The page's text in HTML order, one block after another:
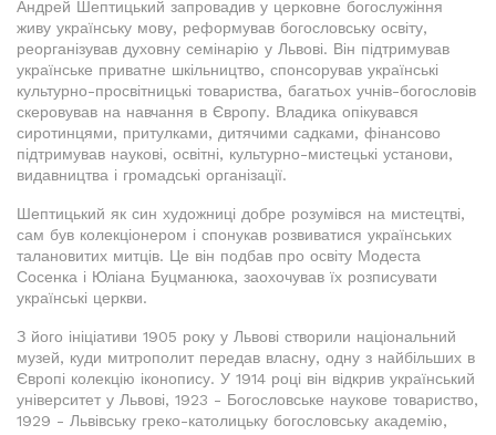
Андрей Шептицький запровадив у церковне богослужіння
живу українську мову, реформував богословську освіту,
реорганізував духовну семінарію у Львові. Він підтримував
українське приватне шкільництво, спонсорував українські
культурно-просвітницькі товариства, багатьох учнів-богословів
скеровував на навчання в Європу. Владика опікувався
сиротинцями, притулками, дитячими садками, фінансово
підтримував наукові, освітні, культурно-мистецькі установи,
видавництва і громадські організації.
Шептицький як син художниці добре розумівся на мистецтві,
сам був колекціонером і спонукав розвиватися українських
талановитих митців. Це він подбав про освіту Модеста
Сосенка і Юліана Буцманюка, заохочував їх розписувати
українські церкви.
З його ініціативи 1905 року у Львові створили національний
музей, куди митрополит передав власну, одну з найбільших в
Європі колекцію іконопису. У 1914 році він відкрив український
університет у Львові, 1923 - Богословське наукове товариство,
1929 - Львівську греко-католицьку богословську академію,